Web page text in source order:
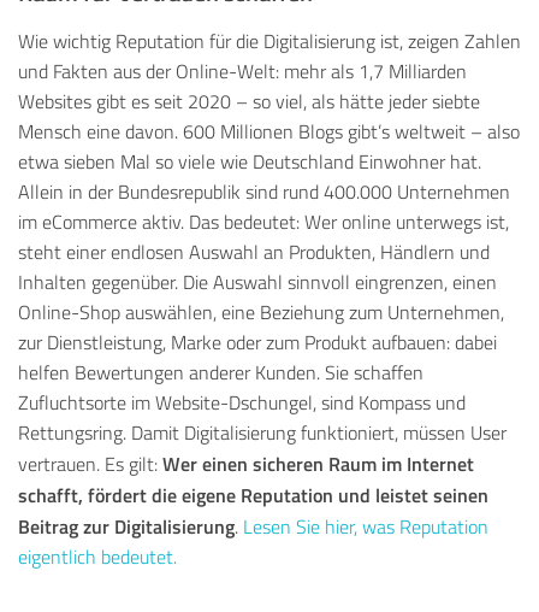
Wie wichtig Reputation für die Digitalisierung ist, zeigen Zahlen
und Fakten aus der Online-Welt: mehr als 1,7 Milliarden
Websites gibt es seit 2020 – so viel, als hätte jeder siebte
Mensch eine davon. 600 Millionen Blogs gibt’s weltweit – also
etwa sieben Mal so viele wie Deutschland Einwohner hat.
Allein in der Bundesrepublik sind rund 400.000 Unternehmen
im eCommerce aktiv. Das bedeutet: Wer online unterwegs ist,
steht einer endlosen Auswahl an Produkten, Händlern und
Inhalten gegenüber. Die Auswahl sinnvoll eingrenzen, einen
Online-Shop auswählen, eine Beziehung zum Unternehmen,
zur Dienstleistung, Marke oder zum Produkt aufbauen: dabei
helfen Bewertungen anderer Kunden. Sie schaffen
Zufluchtsorte im Website-Dschungel, sind Kompass und
Rettungsring. Damit Digitalisierung funktioniert, müssen User
vertrauen. Es gilt:Wer einen sicheren Raum im Internet
schafft, fördert die eigene Reputation und leistet seinen
Beitrag zur Digitalisierung. Lesen Sie hier, was Reputation
eigentlich bedeutet.